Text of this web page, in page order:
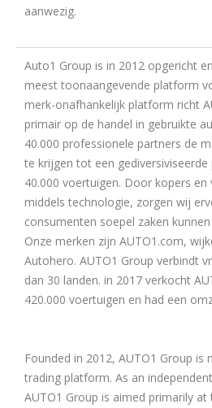
aanwezig.
Auto1 Group is in 2012 opgericht
meest toonaangevende platform
merk-onafhankelijk platform richt
primair op de handel in gebruikte
40.000 professionele partners de
te krijgen tot een
40.000 voertuigen. Door kopers en
middels technologie, zorgen wij
consumenten soepel zaken
Onze merken zijn AUTO1.com,
Autohero. AUTO1 Group verbindt
dan 30 landen. in 2017 verkocht
420.000 voertuigen en had een
Founded in 2012, AUTO1 Group is
trading platform. As an
AUTO1 Group is aimed primarily